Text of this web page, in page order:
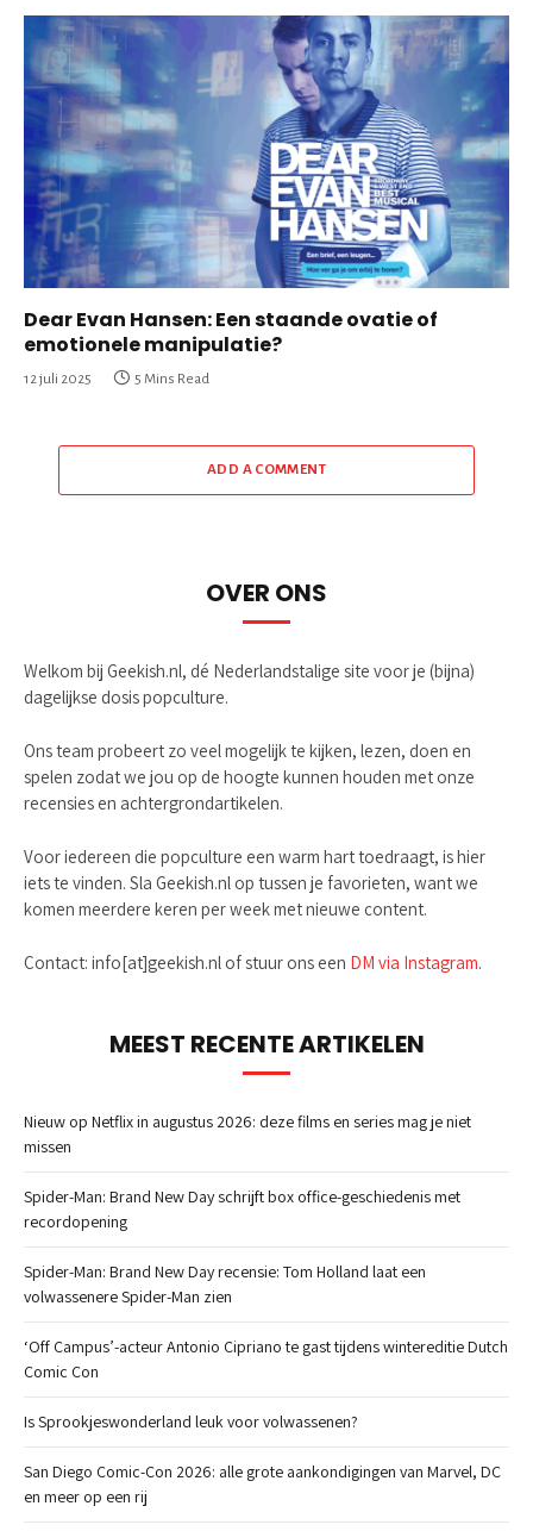
Dear Evan Hansen: Een staande ovatie of
emotionele manipulatie?
12 juli 2025 5 Mins Read
ADD A COMMENT
OVER ONS
Welkom bij Geekish.nl, dé Nederlandstalige site voor je (bijna)
dagelijkse dosis popculture.
Ons team probeert zo veel mogelijk te kijken, lezen, doen en
spelen zodat we jou op de hoogte kunnen houden met onze
recensies en achtergrondartikelen.
Voor iedereen die popculture een warm hart toedraagt, is hier
iets te vinden. Sla Geekish.nl op tussen je favorieten, want we
komen meerdere keren per week met nieuwe content.
Contact: info[at]geekish.nl of stuur ons een DM via Instagram.
MEEST RECENTE ARTIKELEN
Nieuw op Netflix in augustus 2026: deze films en series mag je niet
missen
Spider-Man: Brand New Day schrijft box office-geschiedenis met
recordopening
Spider-Man: Brand New Day recensie: Tom Holland laat een
volwassenere Spider-Man zien
‘Off Campus’-acteur Antonio Cipriano te gast tijdens wintereditie Dutch
Comic Con
Is Sprookjeswonderland leuk voor volwassenen?
San Diego Comic-Con 2026: alle grote aankondigingen van Marvel, DC
en meer op een rij